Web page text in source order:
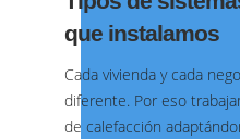
que instalamos
Cada vivienda y cada
diferente. Por eso
de calefacción